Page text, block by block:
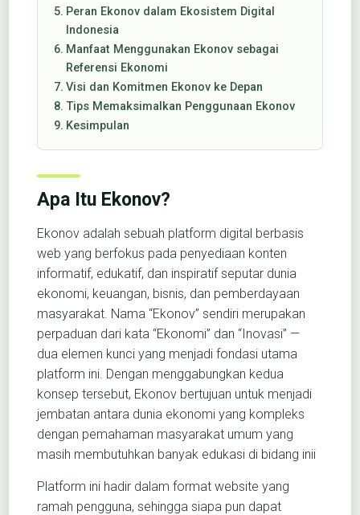
Peran Ekonov dalam Ekosistem Digital
Indonesia
Manfaat Menggunakan Ekonov sebagai
Referensi Ekonomi
Visi dan Komitmen Ekonov ke Depan
Tips Memaksimalkan Penggunaan Ekonov
Kesimpulan
Apa Itu Ekonov?
Ekonov adalah sebuah platform digital berbasis
web yang berfokus pada penyediaan konten
informatif, edukatif, dan inspiratif seputar dunia
ekonomi, keuangan, bisnis, dan pemberdayaan
masyarakat. Nama “Ekonov” sendiri merupakan
perpaduan dari kata “Ekonomi” dan “Inovasi” —
dua elemen kunci yang menjadi fondasi utama
platform ini. Dengan menggabungkan kedua
konsep tersebut, Ekonov bertujuan untuk menjadi
jembatan antara dunia ekonomi yang kompleks
dengan pemahaman masyarakat umum yang
masih membutuhkan banyak edukasi di bidang inii
Platform ini hadir dalam format website yang
ramah pengguna, sehingga siapa pun dapat